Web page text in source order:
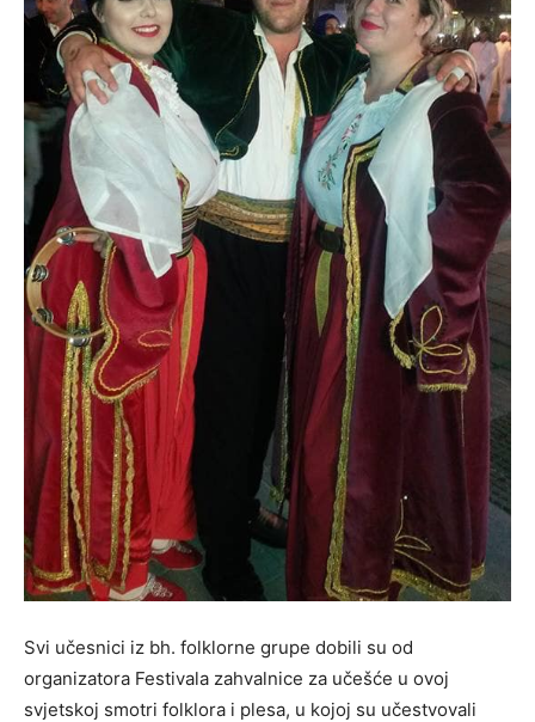
Svi učesnici iz bh. folklorne grupe dobili su od
organizatora Festivala zahvalnice za učešće u ovoj
svjetskoj smotri folklora i plesa, u kojoj su učestvovali